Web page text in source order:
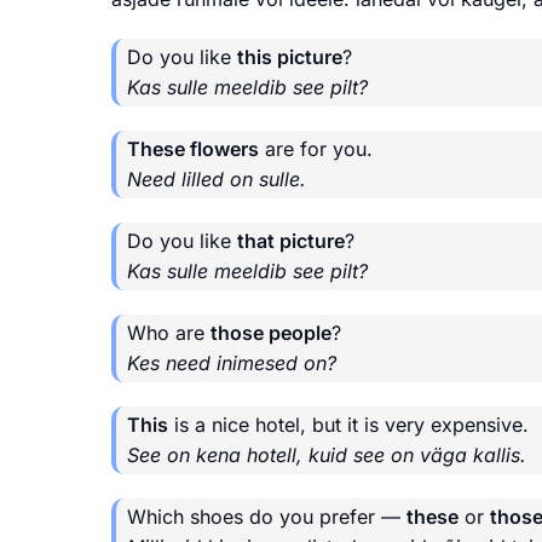
Do you like this picture?
Kas sulle meeldib see pilt?
These flowers are for you.
Need lilled on sulle.
Do you like that picture?
Kas sulle meeldib see pilt?
Who are those people?
Kes need inimesed on?
This is a nice hotel, but it is very expensive.
See on kena hotell, kuid see on väga kallis.
Which shoes do you prefer — these or those